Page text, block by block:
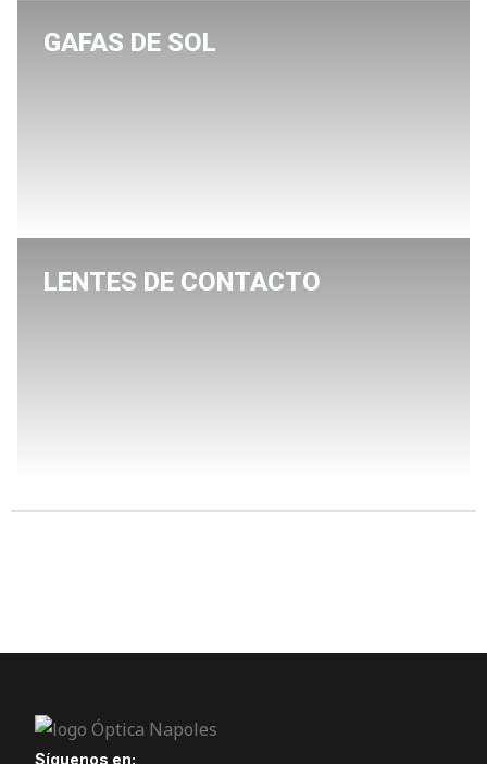
GAFAS DE SOL
LENTES DE CONTACTO
Síguenos en: